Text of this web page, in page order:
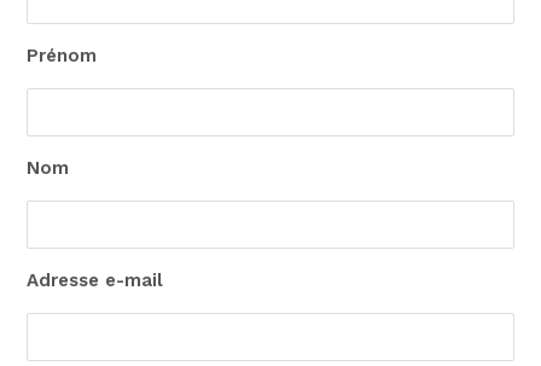
Prénom
Nom
Adresse e-mail